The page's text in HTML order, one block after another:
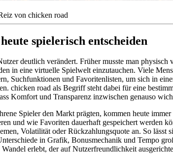
von chicken road
spielerisch entscheiden
deutlich verändert. Früher musste man
in eine virtuelle Spielwelt einzutauchen. Viele
Suchfunktionen und Favoritenlisten, um sich in
chicken road als Begriff steht dabei für eine
Komfort und Transparenz inzwischen genauso
Spieler den Markt prägten, kommen heute
und wie Favoriten dauerhaft gespeichert werden
Volatilität oder Rückzahlungsquote an. So lässt
in Grafik, Bonusmechanik und Tempo
erlebt, der auf Nutzerfreundlichkeit